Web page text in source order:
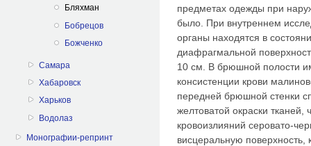
Бляхман
Бобрецов
Божченко
Самара
Хабаровск
Харьков
Водолаз
Монографии-репринт
предметах одежды при
было. При внутреннем
органы находятся в
диафрагмальной
10 см. В брюшной полости
консистенции крови
передней брюшной стенки
желтоватой окраски тканей,
кровоизлияний серовато-
висцеральную поверхность,